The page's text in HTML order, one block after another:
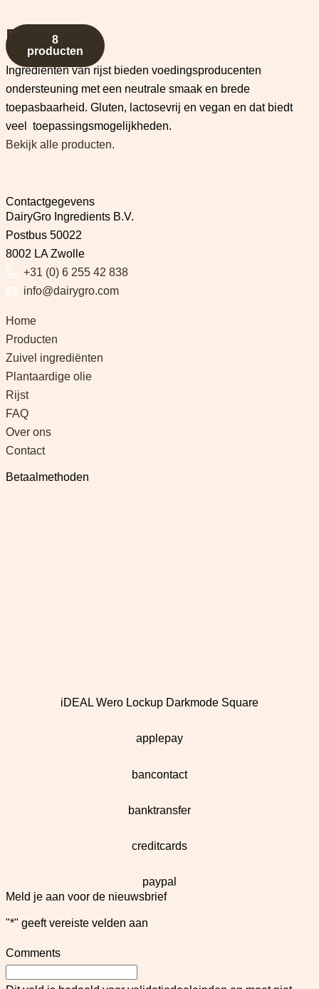
8
producten
Rijst
Ingrediënten van rijst bieden voedingsproducenten
ondersteuning met een neutrale smaak en brede
toepasbaarheid. Gluten, lactosevrij en vegan en dat biedt
veel toepassingsmogelijkheden.
Bekijk alle producten.
Contactgegevens
DairyGro Ingredients B.V.
Postbus 50022
8002 LA Zwolle
+31 (0) 6 255 42 838
info@dairygro.com
Home
Producten
Zuivel ingrediënten
Plantaardige olie
Rijst
FAQ
Over ons
Contact
Betaalmethoden
iDEAL Wero Lockup Darkmode Square
applepay
bancontact
banktransfer
creditcards
paypal
Meld je aan voor de nieuwsbrief
"*" geeft vereiste velden aan
Comments